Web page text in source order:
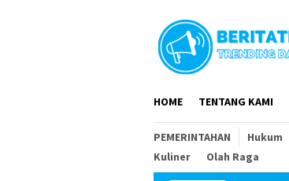
HOME TENTANG KAMI
PEMERINTAHAN Hukum
Kuliner
Olah Raga